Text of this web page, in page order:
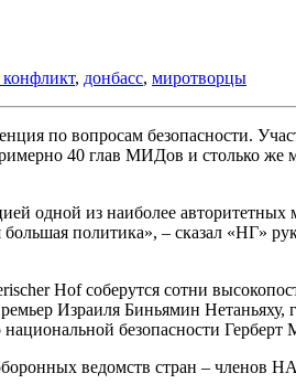
, донбасс, миротворцы
по вопросам безопасности.
40 глав МИДов и столько
одной из наиболее
большая политика», – сказал
Hof соберутся сотни
Израиля Биньямин
безопасности
ведомств стран – членов